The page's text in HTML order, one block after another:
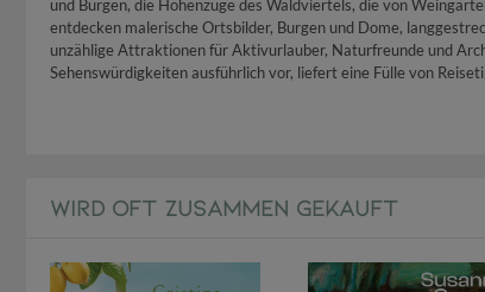
und Burgen, die Höhenzüge des Waldviertels, die von
entdecken malerische Ortsbilder, Burgen und Dome,
unzählige Attraktionen für Aktivurlauber, Naturfreunde und
Sehenswürdigkeiten ausführlich vor, liefert eine Fülle von
WIRD OFT ZUSAMMEN GEKAUFT